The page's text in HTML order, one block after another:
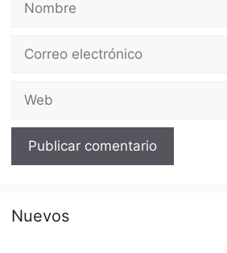
Correo
Web
Nuevos